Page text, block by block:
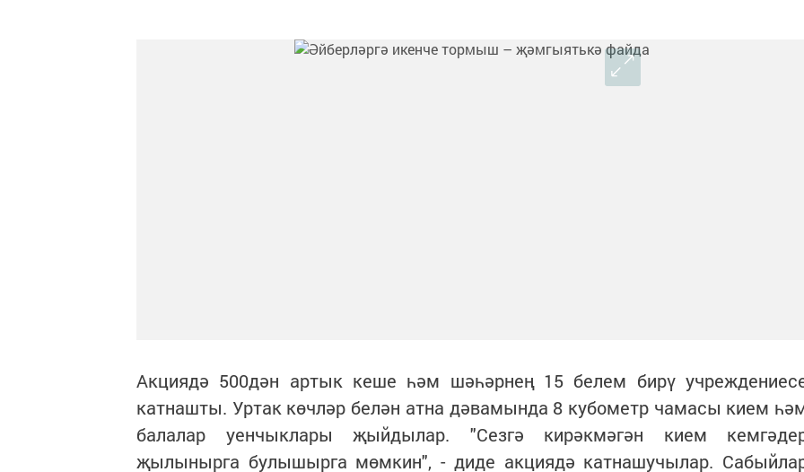
Акциядә 500дән артык кеше һәм шәһәрнең 15 белем бирү
катнашты. Уртак көчләр белән атна дәвамында 8 кубометр чамасы кием
балалар уенчыклары җыйдылар. "Сезгә кирәкмәгән кием
җылынырга булышырга мөмкин", - диде акциядә катнашучылар.